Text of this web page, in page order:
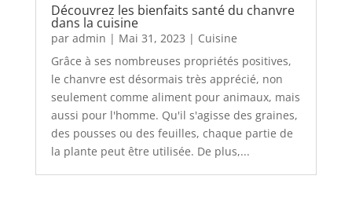
Découvrez les bienfaits santé du chanvre
dans la cuisine
par admin | Mai 31, 2023 | Cuisine
Grâce à ses nombreuses propriétés positives,
le chanvre est désormais très apprécié, non
seulement comme aliment pour animaux, mais
aussi pour l'homme. Qu'il s'agisse des graines,
des pousses ou des feuilles, chaque partie de
la plante peut être utilisée. De plus,...